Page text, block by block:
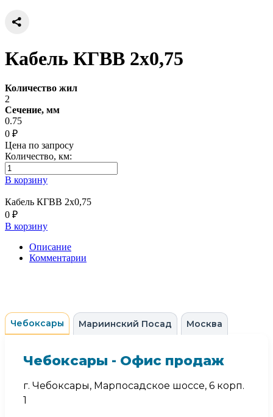
Кабель КГВВ 2х0,75
Количество жил
2
Сечение, мм
0.75
0 ₽
Цена по запросу
Количество, км:
В корзину
Кабель КГВВ 2х0,75
0 ₽
В корзину
Описание
Комментарии
Чебоксары Мариинский Посад Москва
Чебоксары - Офис продаж
г. Чебоксары, Марпосадское шоссе, 6 корп.
1